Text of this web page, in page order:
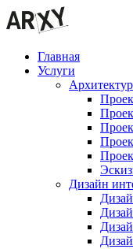
Главная
Услуги
Дизайн